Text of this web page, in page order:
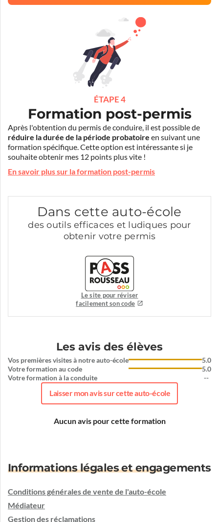
ÉTAPE 4
Formation post-permis
Après l'obtention du permis de conduire, il est possible de
réduire la durée de la période probatoire en suivant une
formation spécifique. Cette option est intéressante si je
souhaite obtenir mes 12 points plus vite !
En savoir plus sur la formation post-permis
Dans cette auto-école
des outils efficaces et ludiques pour
obtenir votre permis
Le site pour réviser
facilement son code
Les avis des élèves
Vos premières visites à notre auto-école
Votre formation au code
Votre formation à la conduite
5.0
5.0
--
Laisser mon avis sur cette auto-école
Aucun avis pour cette formation
Informations légales et engagements
Conditions générales de vente de l'auto-école
Médiateur
Gestion des réclamations